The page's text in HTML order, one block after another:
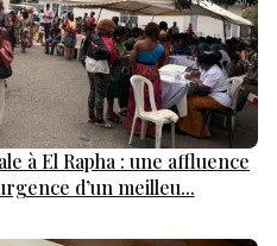
à El Rapha : une affluence
d’un meilleu...